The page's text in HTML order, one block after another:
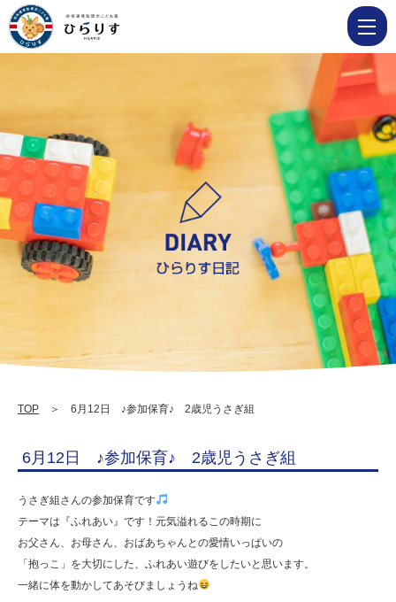
月
♪
参
加
保
育
♪
歳
児
さ
ぎ
組
学
校
法
TOP ＞ 6月12日 ♪参加保育♪ 2歳児うさぎ組
6月12日 ♪参加保育♪ 2歳児うさぎ組
うさぎ組さんの参加保育です
テーマは『ふれあい』です！元気溢れるこの時期に
お父さん、お母さん、おばあちゃんとの愛情いっぱいの
「抱っこ」を大切にした、ふれあい遊びをしたいと思います。
一緒に体を動かしてあそびましょうね